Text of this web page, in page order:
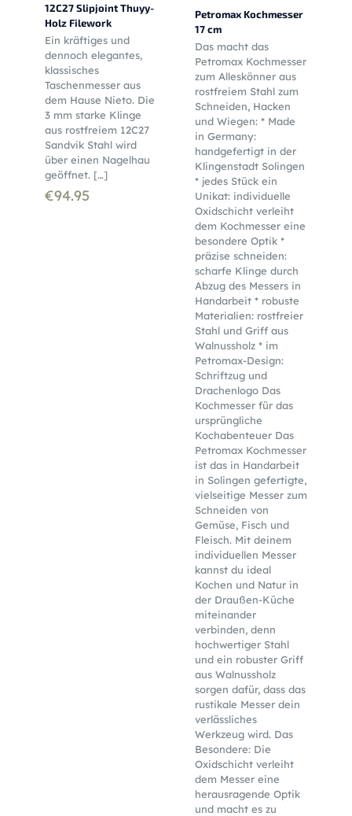
12C27 Slipjoint Thuyy-
Holz Filework
Ein kräftiges und
dennoch elegantes,
klassisches
Taschenmesser aus
dem Hause Nieto. Die
3 mm starke Klinge
aus rostfreiem 12C27
Sandvik Stahl wird
über einen Nagelhau
geöffnet. […]
€94.95
Petromax Kochmesser
17 cm
Das macht das
Petromax Kochmesser
zum Alleskönner aus
rostfreiem Stahl zum
Schneiden, Hacken
und Wiegen: * Made
in Germany:
handgefertigt in der
Klingenstadt Solingen
* jedes Stück ein
Unikat: individuelle
Oxidschicht verleiht
dem Kochmesser eine
besondere Optik *
präzise schneiden:
scharfe Klinge durch
Abzug des Messers in
Handarbeit * robuste
Materialien: rostfreier
Stahl und Griff aus
Walnussholz * im
Petromax-Design:
Schriftzug und
Drachenlogo Das
Kochmesser für das
ursprüngliche
Kochabenteuer Das
Petromax Kochmesser
ist das in Handarbeit
in Solingen gefertigte,
vielseitige Messer zum
Schneiden von
Gemüse, Fisch und
Fleisch. Mit deinem
individuellen Messer
kannst du ideal
Kochen und Natur in
der Draußen-Küche
miteinander
verbinden, denn
hochwertiger Stahl
und ein robuster Griff
aus Walnussholz
sorgen dafür, dass das
rustikale Messer dein
verlässliches
Werkzeug wird. Das
Besondere: Die
Oxidschicht verleiht
dem Messer eine
herausragende Optik
und macht es zu